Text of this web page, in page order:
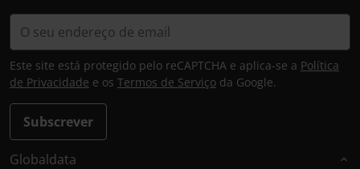
Subscrever
Este site está protegido pelo reCAPTCHA e aplica-se a Política
de Privacidade e os Termos de Serviço da Google.
Globaldata